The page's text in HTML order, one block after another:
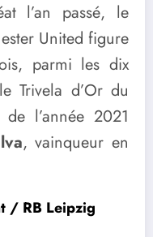
l’an passé, le
United figure
parmi les dix
Trivela d’Or du
l’année 2021
, vainqueur en
/ RB Leipzig